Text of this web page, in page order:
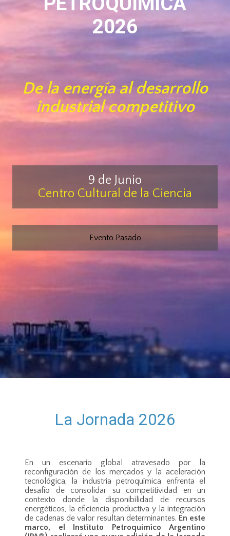
2026
De la energía al desarrollo
industrial competitivo
9 de Junio
Centro Cultural de la Ciencia
Evento Pasado
La Jornada 2026
En un escenario global atravesado por la
reconfiguración de los mercados y la aceleración
tecnológica, la industria petroquímica enfrenta el
desafío de consolidar su competitividad en un
contexto donde la disponibilidad de recursos
energéticos, la eficiencia productiva y la integración
de cadenas de valor resultan determinantes. En este
marco, el Instituto Petroquímico Argentino